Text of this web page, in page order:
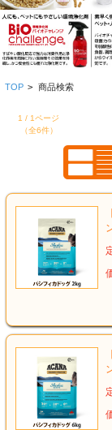
TOP > 商品検索
1 / 1ページ
（全6件）